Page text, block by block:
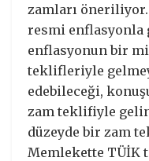
zamları
resmi enflasyonla
enflasyonun bir
teklifleriyle
edebileceği,
zam teklifiyle
düzeyde bir zam
Memlekette TÜİK